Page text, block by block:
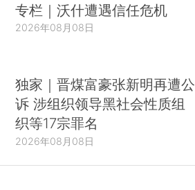
专栏｜沃什遭遇信任危机
2026年08月08日
独家｜晋煤富豪张新明再遭公
诉 涉组织领导黑社会性质组
织等17宗罪名
2026年08月08日